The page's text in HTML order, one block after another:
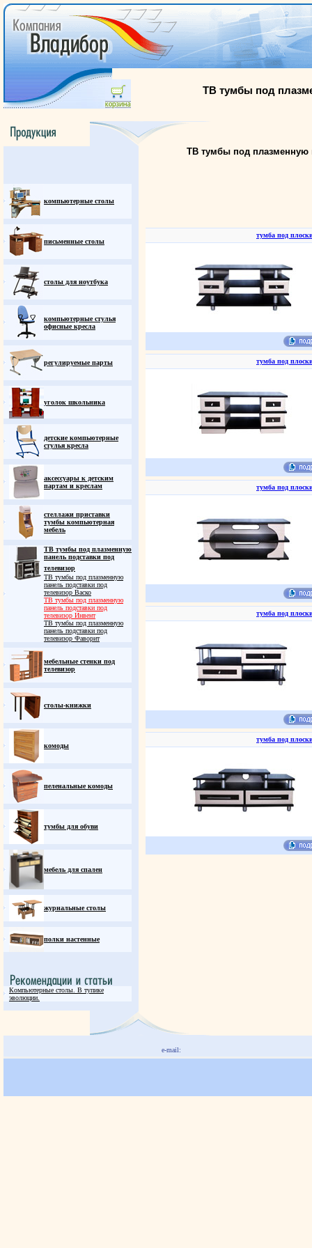
ТВ тумбы под
компьютерные столы
письменные столы
столы для ноутбука
компьютерные стулья
офисные кресла
регулируемые парты
уголок школьника
детские компьютерные
стулья кресла
аксессуары к детским
партам и креслам
стеллажи приставки
тумбы компьютерная
мебель
ТВ тумбы под плазменную
панель подставки под
телевизор
ТВ тумбы под плазменную
панель подставки под
телевизор Васко
ТВ тумбы под плазменную
панель подставки под
телевизор Инвент
ТВ тумбы под плазменную
панель подставки под
телевизор Фаворит
мебельные стенки под
телевизор
столы-книжки
комоды
пеленальные комоды
тумбы для обуви
мебель для спален
журнальные столы
полки настенные
Компьютерные столы. В тупике
эволюции.
ТВ тумбы под плазменную
тумба под
тумба под
тумба под
тумба под
тумба под
e-mail: